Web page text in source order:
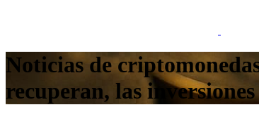
Noticias de
recuperan, las